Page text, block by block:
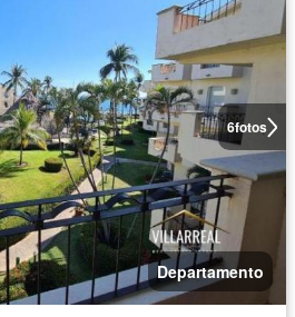
6fotos
Departamento